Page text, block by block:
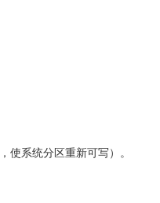
统分区重新可写）。